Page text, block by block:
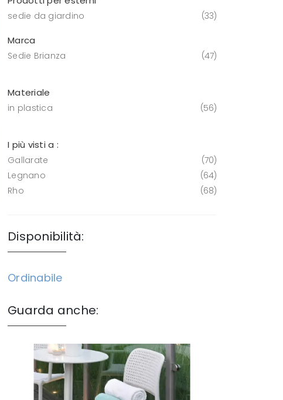
sedie da giardino 33
Marca
Sedie Brianza 47
Materiale
in plastica 56
I più visti a :
Gallarate
70
Legnano
64
Rho
68
Disponibilità:
Ordinabile
Guarda anche: